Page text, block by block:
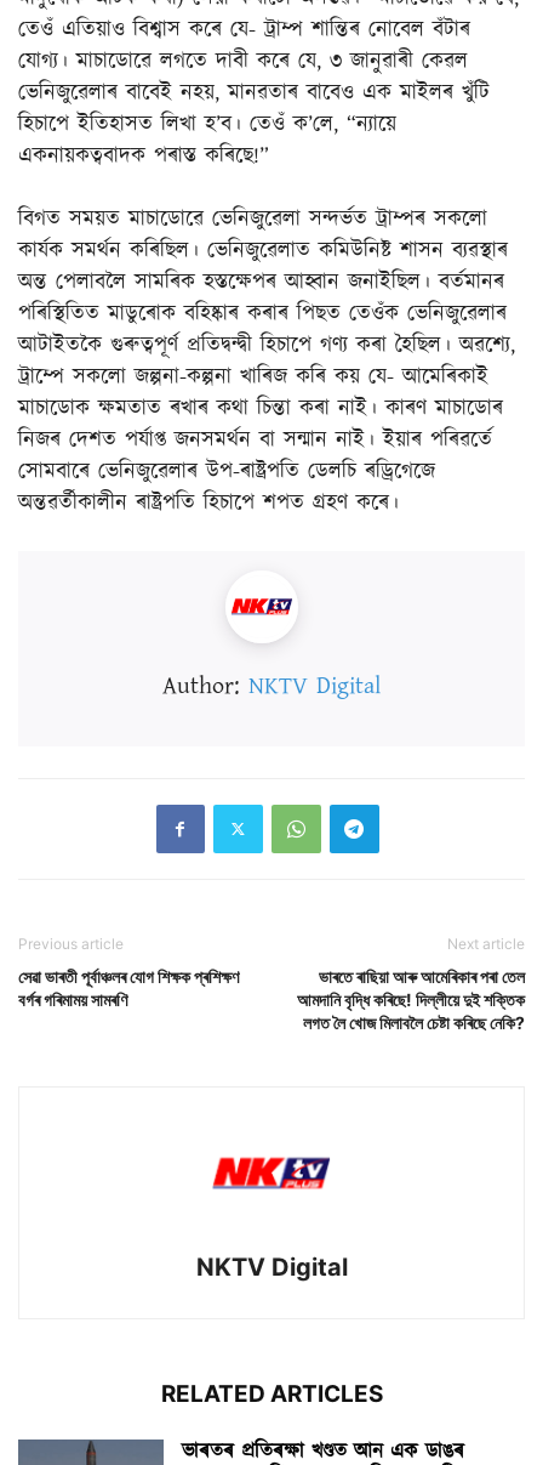
তেওঁ এতিয়াও বিশ্বাস কৰে যে- ট্ৰাম্প শান্তিৰ নোবেল বঁটাৰ
যোগ্য। মাচাডোৱে লগতে দাবী কৰে যে, ৩ জানুৱাৰী কেৱল
ভেনিজুৱেলাৰ বাবেই নহয়, মানৱতাৰ বাবেও এক মাইলৰ খুঁটি
হিচাপে ইতিহাসত লিখা হ’ব। তেওঁ ক’লে, “ন্যায়ে
একনায়কত্ববাদক পৰাস্ত কৰিছে!”
বিগত সময়ত মাচাডোৱে ভেনিজুৱেলা সন্দৰ্ভত ট্ৰাম্পৰ সকলো
কাৰ্যক সমৰ্থন কৰিছিল। ভেনিজুৱেলাত কমিউনিষ্ট শাসন ব্যৱস্থাৰ
অন্ত পেলাবলৈ সামৰিক হস্তক্ষেপৰ আহ্বান জনাইছিল। বৰ্তমানৰ
পৰিস্থিতিত মাডুৰোক বহিষ্কাৰ কৰাৰ পিছত তেওঁক ভেনিজুৱেলাৰ
আটাইতকৈ গুৰুত্বপূৰ্ণ প্ৰতিদ্বন্দ্বী হিচাপে গণ্য কৰা হৈছিল। অৱশ্যে,
ট্ৰাম্পে সকলো জল্পনা-কল্পনা খাৰিজ কৰি কয় যে- আমেৰিকাই
মাচাডোক ক্ষমতাত ৰখাৰ কথা চিন্তা কৰা নাই। কাৰণ মাচাডোৰ
নিজৰ দেশত পৰ্যাপ্ত জনসমৰ্থন বা সন্মান নাই। ইয়াৰ পৰিৱৰ্তে
সোমবাৰে ভেনিজুৱেলাৰ উপ-ৰাষ্ট্ৰপতি ডেলচি ৰড্ৰিগেজে
অন্তৱৰ্তীকালীন ৰাষ্ট্ৰপতি হিচাপে শপত গ্ৰহণ কৰে।
Author: NKTV Digital
Previous article
সেৱা ভাৰতী পূৰ্বাঞ্চলৰ যোগ শিক্ষক প্ৰশিক্ষণ
বৰ্গৰ গৰিমাময় সামৰণি
Next article
ভাৰতে ৰাছিয়া আৰু আমেৰিকাৰ পৰা তেল
আমদানি বৃদ্ধি কৰিছে! দিল্লীয়ে দুই শক্তিক
লগত লৈ খোজ মিলাবলৈ চেষ্টা কৰিছে নেকি?
NKTV Digital
RELATED ARTICLES
ভাৰতৰ প্ৰতিৰক্ষা খণ্ডত আন এক ডাঙৰ